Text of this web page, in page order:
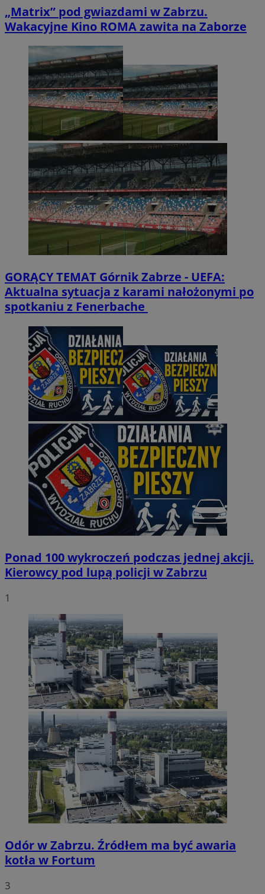
„Matrix” pod gwiazdami w Zabrzu.
Wakacyjne Kino ROMA zawita na Zaborze
GORĄCY TEMAT Górnik Zabrze - UEFA:
Aktualna sytuacja z karami nałożonymi po
spotkaniu z Fenerbache
Ponad 100 wykroczeń podczas jednej akcji.
Kierowcy pod lupą policji w Zabrzu
1
Odór w Zabrzu. Źródłem ma być awaria
kotła w Fortum
3